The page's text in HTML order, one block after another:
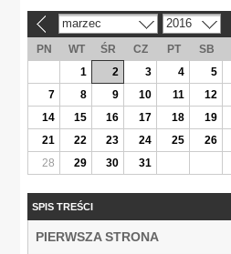
marzec 2016
PN WT ŚR CZ PT SB
1
2 3 4 5
7
8 9 10 11 12
14
15 16 17 18 19
21
22 23 24 25 26
28
29 30 31
SPIS TREŚCI
PIERWSZA STRONA